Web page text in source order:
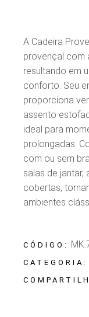
A Cadeira
provençal com
resultando em
conforto. Seu
proporciona
assento
ideal para
prolongadas.
com ou sem
salas de jantar,
cobertas,
ambientes
CÓDIGO:
CATEGORIA: